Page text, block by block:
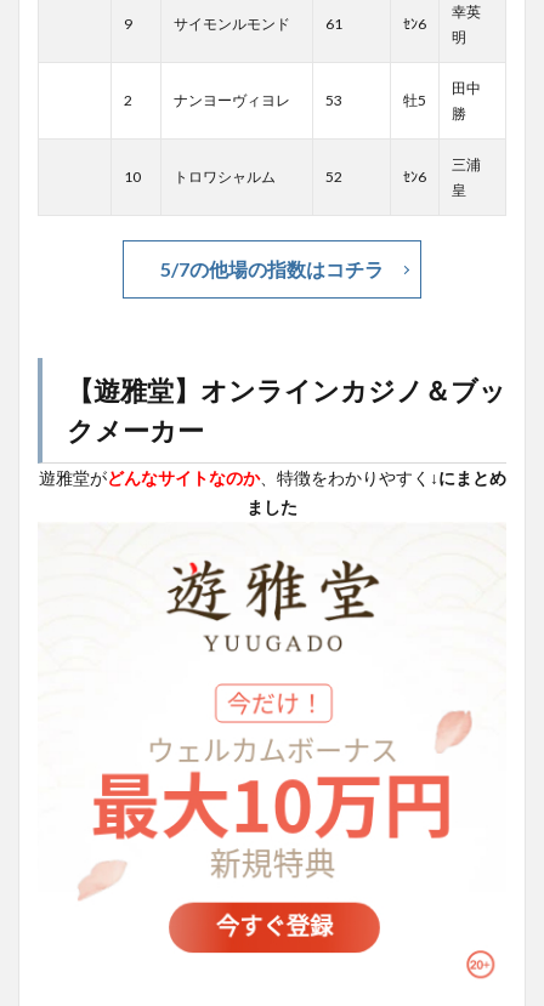
9 サイモンルモンド 61 ｾﾝ6
幸英
明
2 ナンヨーヴィヨレ 53 牡5
田中
勝
10 トロワシャルム 52 ｾﾝ6
三浦
皇
5/7の他場の指数はコチラ
【遊雅堂】オンラインカジノ＆ブッ
クメーカー
遊雅堂がどんなサイトなのか、特徴をわかりやすく ↓にまとめ
ました